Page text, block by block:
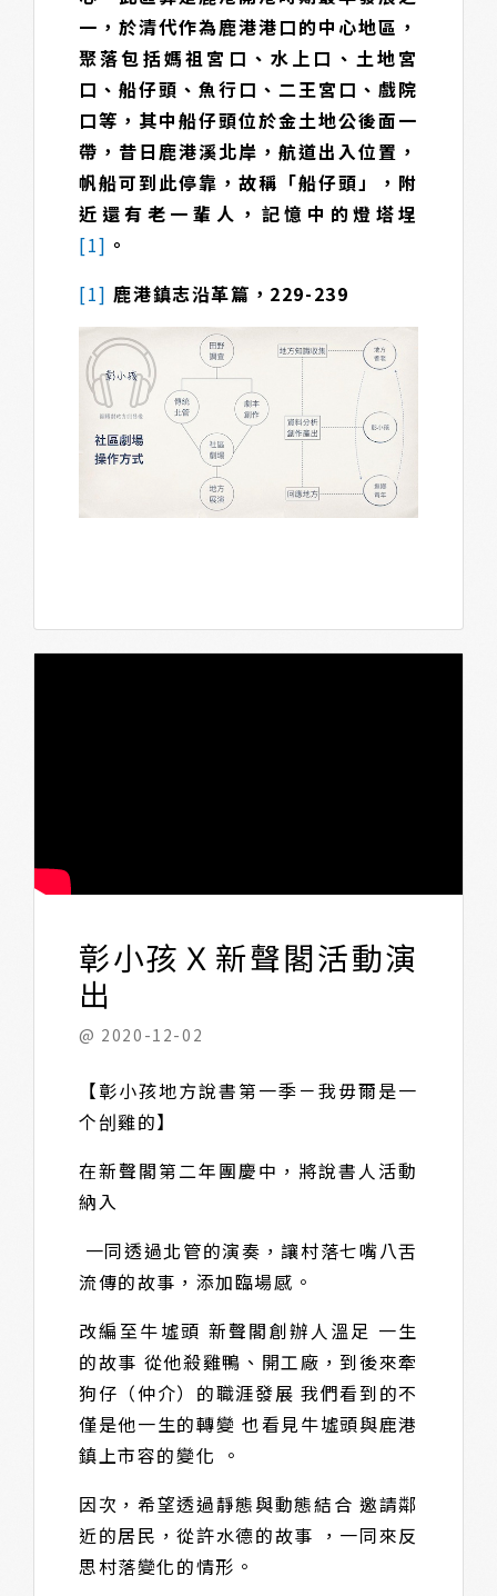
一，於清代作為鹿港港口的中心地區，
聚落包括媽祖宮口、水上口、土地宮
口、船仔頭、魚行口、二王宮口、戲院
口等，其中船仔頭位於金土地公後面一
帶，昔日鹿港溪北岸，航道出入位置，
帆船可到此停靠，故稱「船仔頭」，附
近還有老一輩人，記憶中的燈塔埕
[1] 。
[1] 鹿港鎮志沿革篇，229-239
彰小孩Ｘ新聲閣活動演
出
@ 2020-12-02
【彰小孩地方說書第一季－我毋爾是一
个刣雞的】
在新聲閣第二年團慶中，將說書人活動
納入
一同透過北管的演奏，讓村落七嘴八舌
流傳的故事，添加臨場感。
改編至牛墟頭 新聲閣創辦人溫足 一生
的故事 從他殺雞鴨、開工廠，到後來牽
狗仔（仲介）的職涯發展 我們看到的不
僅是他一生的轉變 也看見牛墟頭與鹿港
鎮上市容的變化 。
因次，希望透過靜態與動態結合 邀請鄰
近的居民，從許水德的故事 ，一同來反
思村落變化的情形。